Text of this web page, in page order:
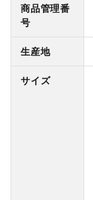
商品管理番
号
生産地
サイズ